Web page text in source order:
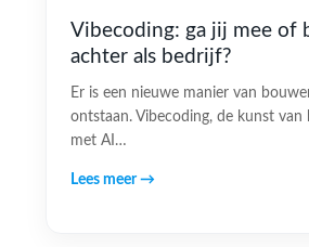
Vibecoding: ga jij mee of
achter als bedrijf?
Er is een nieuwe manier van
ontstaan. Vibecoding, de kunst van
met AI…
Lees meer →